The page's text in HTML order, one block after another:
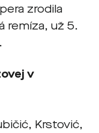
zrodila
remíza, už 5.
v
Krstović,